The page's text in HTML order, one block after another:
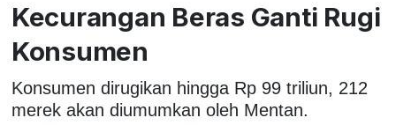
Kecurangan Beras Ganti Rugi
Konsumen
Konsumen dirugikan hingga Rp 99 triliun, 212
merek akan diumumkan oleh Mentan.